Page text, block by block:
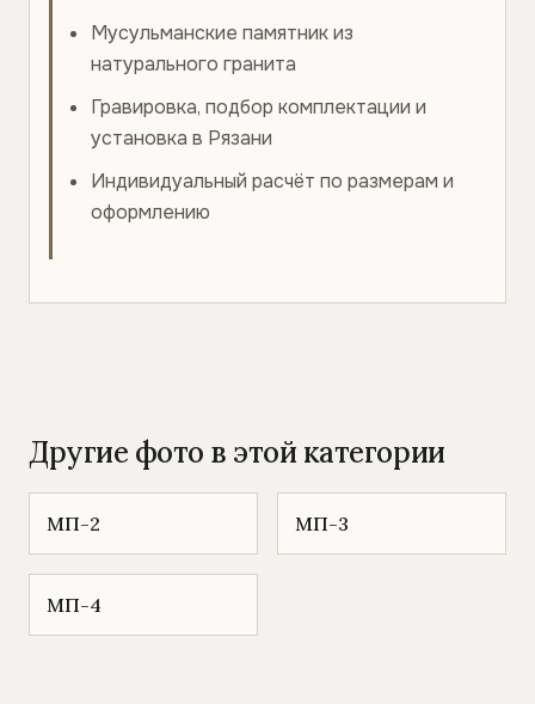
Мусульманские памятник из
натурального гранита
Гравировка, подбор комплектации и
установка в Рязани
Индивидуальный расчёт по размерам и
оформлению
Другие фото в этой категории
МП-2 МП-3
МП-4